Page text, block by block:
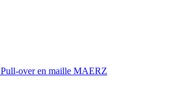
Pull-over en maille MAERZ